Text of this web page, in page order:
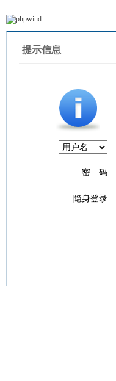
提示信息
密 码
隐身登录